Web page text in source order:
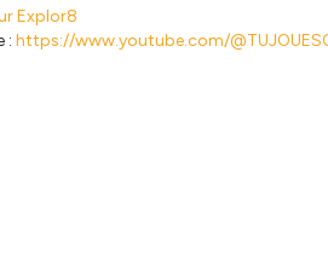
Explor8
: https://www.youtube.com/